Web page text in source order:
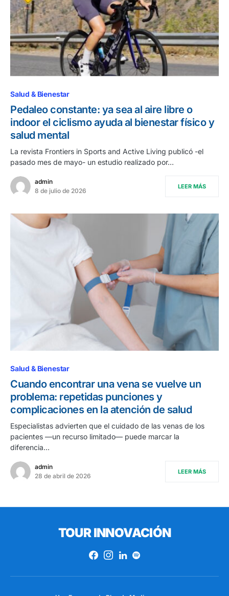
Salud & Bienestar
Pedaleo constante: ya sea al aire libre o
indoor el ciclismo ayuda al bienestar físico y
salud mental
La revista Frontiers in Sports and Active Living publicó -el
pasado mes de mayo- un estudio realizado por…
admin
8 de julio de 2026
LEER MÁS
Salud & Bienestar
Cuando encontrar una vena se vuelve un
problema: repetidas punciones y
complicaciones en la atención de salud
Especialistas advierten que el cuidado de las venas de los
pacientes —un recurso limitado— puede marcar la
diferencia…
admin
28 de abril de 2026
LEER MÁS
TOUR INNOVACIÓN